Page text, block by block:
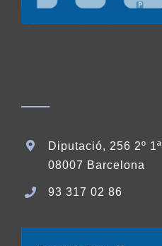
Diputació, 256 2º 1ª
08007 Barcelona
93 317 02 86